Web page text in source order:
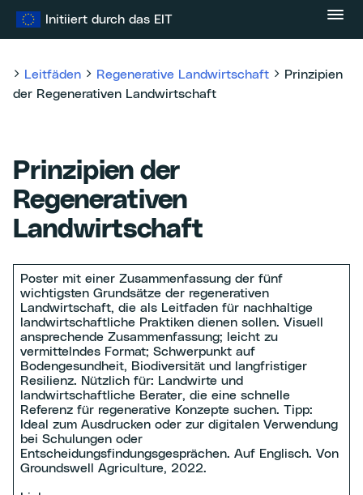
Inhalt
Initiiert durch das EIT
Leitfäden Regenerative Landwirtschaft
Prinzipien
der Regenerativen Landwirtschaft
Prinzipien der
Regenerativen
Landwirtschaft
Poster mit einer Zusammenfassung der fünf
wichtigsten Grundsätze der regenerativen
Landwirtschaft, die als Leitfaden für nachhaltige
landwirtschaftliche Praktiken dienen sollen. Visuell
ansprechende Zusammenfassung; leicht zu
vermittelndes Format; Schwerpunkt auf
Bodengesundheit, Biodiversität und langfristiger
Resilienz. Nützlich für: Landwirte und
landwirtschaftliche Berater, die eine schnelle
Referenz für regenerative Konzepte suchen. Tipp:
Ideal zum Ausdrucken oder zur digitalen Verwendung
bei Schulungen oder
Entscheidungsfindungsgesprächen. Auf Englisch. Von
Groundswell Agriculture, 2022.